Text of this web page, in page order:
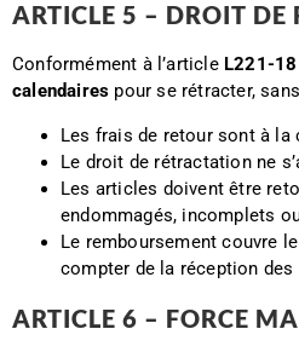
ARTICLE 5 – DROIT DE
Conformément à l’article L221-18
calendaires pour se rétracter,
Les frais de retour sont à la
Le droit de rétractation ne
Les articles doivent être
endommagés, incomplets
Le remboursement couvre
compter de la réception des
ARTICLE 6 – FORCE